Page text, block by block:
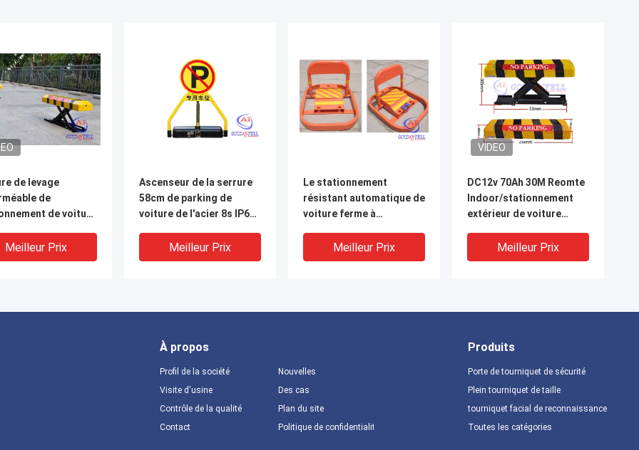
de levage
de
de voiture
Meilleur Prix
Ascenseur de la serrure
58cm de parking de
voiture de l'acier 8s IP68
Meilleur Prix
Le stationnement
résistant automatique de
voiture ferme à
long à télécommande
Meilleur Prix
VIDEO
DC12v 70Ah 30M Reomte
Indoor/stationnement
extérieur de voiture
rechargeable
Meilleur Prix
VIDEO
À propos
Profil de la société
Visite d'usine
Contrôle de la qualité
Contact
Nouvelles
Des cas
Plan du site
Politique de confidentialité
Produits
Porte de tourniquet de sécurité
Plein tourniquet de taille
tourniquet facial de reconnaissance
Toutes les catégories